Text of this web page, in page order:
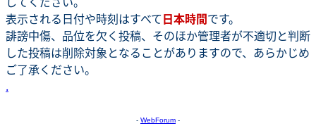
表示される日付や時刻はすべて日本時間です。
誹謗中傷、品位を欠く投稿、そのほか管理者が不適切と判断
した投稿は削除対象となることがありますので、あらかじめ
ご了承ください。
.
- WebForum -